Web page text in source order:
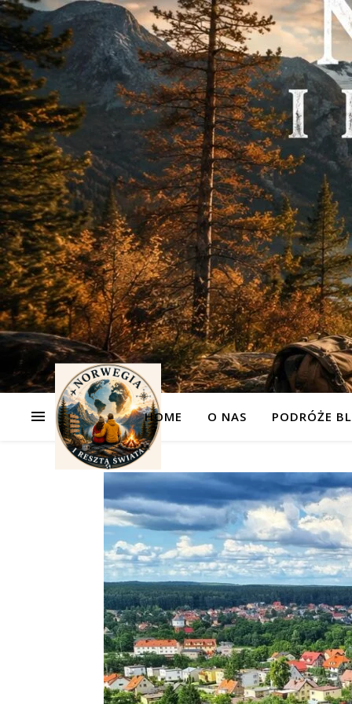
HOME O NAS PODRÓŻE